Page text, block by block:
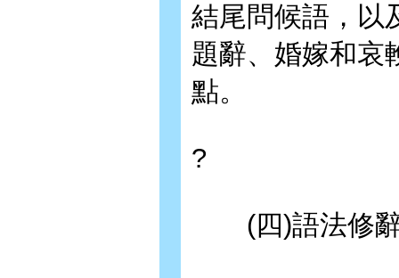
結尾問候語，以
題辭、婚嫁和哀
點。
?
(四)語法修